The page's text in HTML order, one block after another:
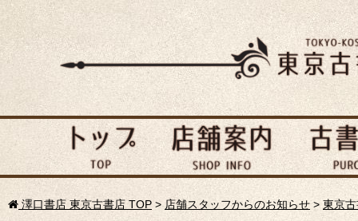
澤口書店 東京古書店 TOP > 店舗スタッフからのお知らせ> 東京